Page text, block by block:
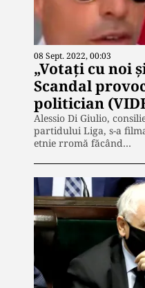
08 Sept. 2022, 00:03
„Votați cu noi
Scandal
politician
Alessio Di Giulio,
partidului Liga, s-a
etnie rromă făcând…